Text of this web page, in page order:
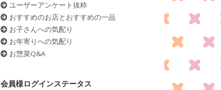
ユーザーアンケート抜粋
おすすめのお店とおすすめの一品
お子さんへの気配り
お年寄りへの気配り
お惣菜Q&A
会員様ログインステータス